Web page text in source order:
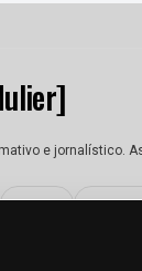
e jornalístico.
Termos